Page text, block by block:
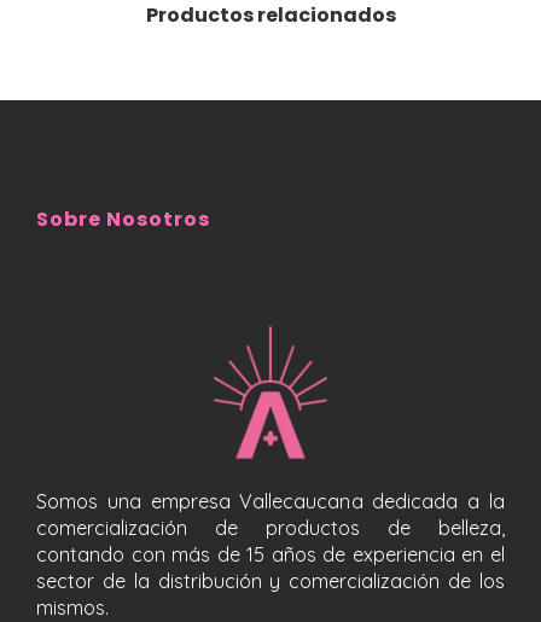
Productos relacionados
Sobre Nosotros
Somos una empresa Vallecaucana dedicada a la
comercialización de productos de belleza,
contando con más de 15 años de experiencia en el
sector de la distribución y comercialización de los
mismos.